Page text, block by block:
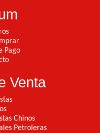
Pago
Venta
Chinos
Petroleras